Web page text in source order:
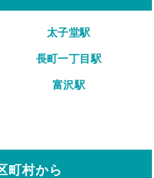
太子堂駅
長町一丁目駅
富沢駅
町村から